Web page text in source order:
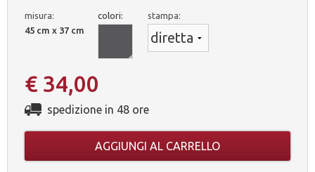
misura:
45 cm x 37 cm
colori: stampa:
€ 34,00
spedizione in 48 ore
AGGIUNGI AL CARRELLO